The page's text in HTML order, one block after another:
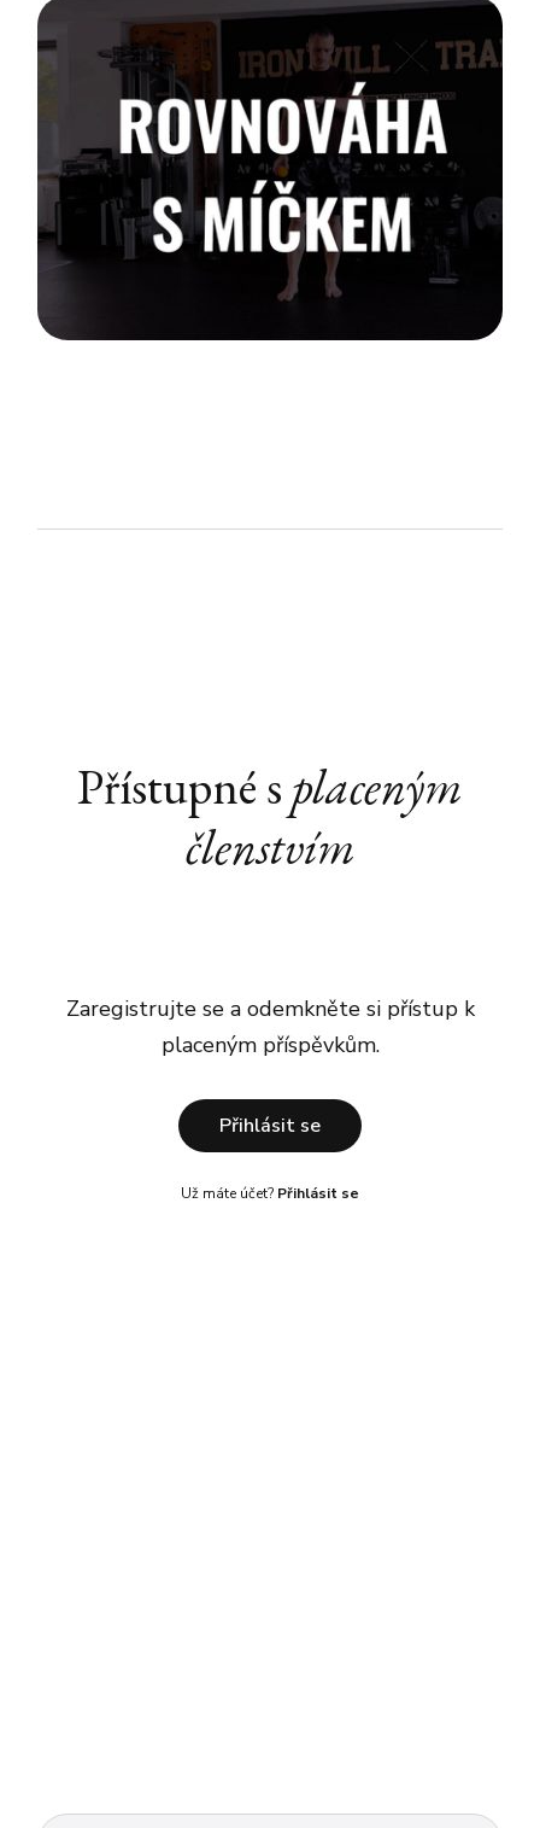
Přístupné splaceným
členstvím
Zaregistrujte se a odemkněte si přístup k
placeným příspěvkům.
Přihlásit se
Už máte účet? Přihlásit se